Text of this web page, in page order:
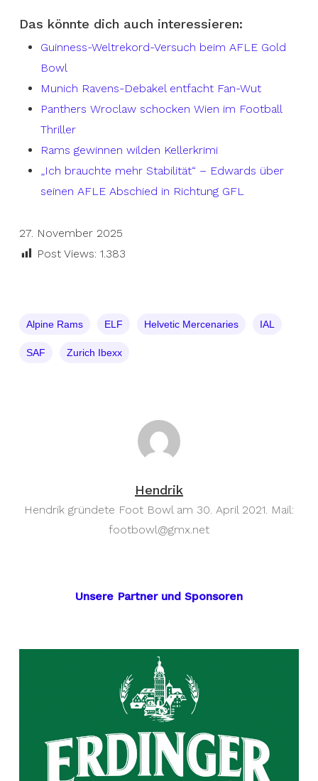
Das könnte dich auch interessieren:
Guinness-Weltrekord-Versuch beim AFLE Gold
Bowl
Munich Ravens-Debakel entfacht Fan-Wut
Panthers Wroclaw schocken Wien im Football
Thriller
Rams gewinnen wilden Kellerkrimi
„Ich brauchte mehr Stabilität“ – Edwards über
seinen AFLE Abschied in Richtung GFL
27. November 2025
Post Views: 1.383
Alpine Rams ELF Helvetic Mercenaries IAL
SAF Zurich Ibexx
Hendrik
Hendrik gründete Foot Bowl am 30. April 2021. Mail:
footbowl@gmx.net
Unsere Partner und Sponsoren